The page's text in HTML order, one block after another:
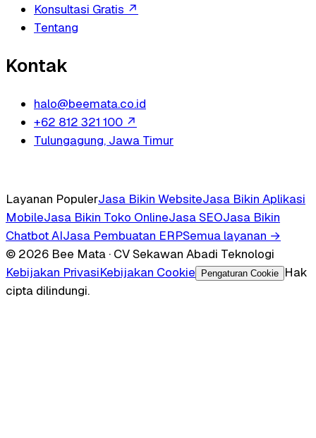
Konsultasi Gratis ↗
Tentang
Kontak
halo@beemata.co.id
+62 812 321 100 ↗
Tulungagung, Jawa Timur
Layanan PopulerJasa Bikin WebsiteJasa Bikin Aplikasi
MobileJasa Bikin Toko OnlineJasa SEOJasa Bikin
Chatbot AIJasa Pembuatan ERPSemua layanan →
© 2026 Bee Mata · CV Sekawan Abadi Teknologi
Kebijakan PrivasiKebijakan Cookie Pengaturan Cookie
Hak
cipta dilindungi.